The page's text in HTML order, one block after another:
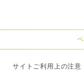
サイトご利用上の注意